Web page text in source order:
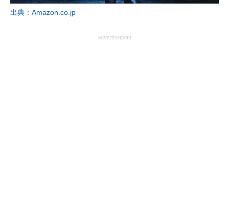
出典：Amazon.co.jp
advertisement